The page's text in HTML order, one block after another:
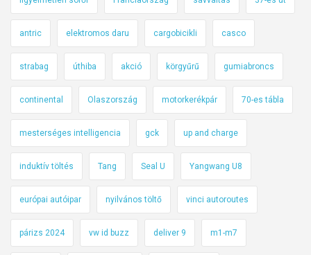
antric elektromos daru cargobicikli casco
strabag úthiba akció körgyűrű gumiabroncs
continental Olaszország motorkerékpár 70-es tábla
mesterséges intelligencia gck up and charge
induktív töltés Tang Seal U Yangwang U8
európai autóipar nyilvános töltő vinci autoroutes
párizs 2024 vw id buzz deliver 9 m1-m7